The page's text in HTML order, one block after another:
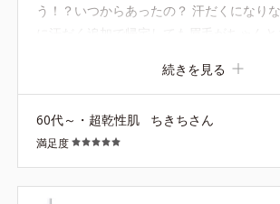
う！？いつからあったの？ 汗だくになり
に汗だく追加で帰宅しても眉毛がちゃんと
続きを見る
60代～・超乾性肌 ちきちさん
満足度